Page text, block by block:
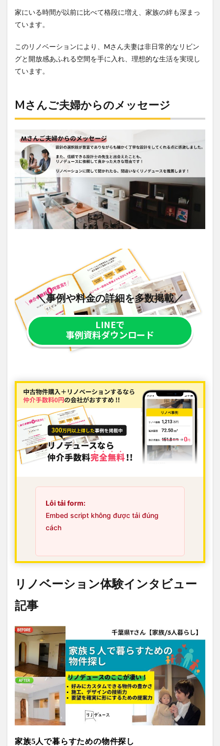
家にいる時間が以前に比べて格段に増え、家族の絆も深まっ
ています。
このリノベーションにより、Mさん夫妻は非日常的なリビン
グと開放感あふれる空間を手に入れ、理想的な生活を実現し
ています。
Mさんご夫婦からのメッセージ
＼事例や料金の詳細を多数掲載／
LINEで
事例資料ダウンロード
Lỗi tải form:
Embed script không được tải đúng
cách
リノベーション体験インタビュー
記事
家族5人で暮らすための物件探し